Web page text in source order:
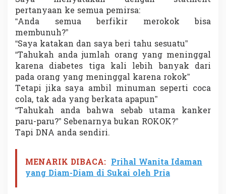
a
n
!
h
e
P
w
e
o
f
W
s
pertanyaan ke semua pemirsa:
“Anda semua berfikir merokok bisa
membunuh?”
“Saya katakan dan saya beri tahu sesuatu”
“Tahukah anda jumlah orang yang meninggal
karena diabetes tiga kali lebih banyak dari
pada orang yang meninggal karena rokok”
Tetapi jika saya ambil minuman seperti coca
cola, tak ada yang berkata apapun”
“Tahukah anda bahwa sebab utama kanker
paru-paru?” Sebenarnya bukan ROKOK?”
Tapi DNA anda sendiri.
MENARIK DIBACA: Prihal Wanita Idaman
yang Diam-Diam di Sukai oleh Pria